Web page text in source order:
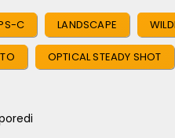
C LANDSCAPE
OPTICAL STEADY SHOT